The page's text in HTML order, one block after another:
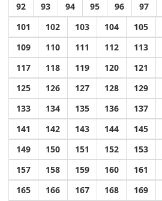
92
93 94 95 96 97
101
102 103 104 105
109
110 111 112 113
117
118 119 120 121
125
126 127 128 129
133
134 135 136 137
141
142 143 144 145
149
150 151 152 153
157
158 159 160 161
165
166 167 168 169